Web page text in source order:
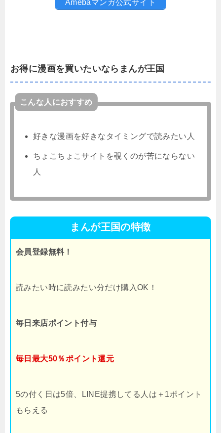
Amebaマンガ公式サイト
お得に漫画を買いたいならまんが王国
こんな人におすすめ
好きな漫画を好きなタイミングで読みたい人
ちょこちょこサイトを覗くのが苦にならない
人
まんが王国の特徴
会員登録無料！
読みたい時に読みたい分だけ購入OK！
毎日来店ポイント付与
毎日最大50％ポイント還元
5の付く日は5倍、LINE提携してる人は＋1ポイント
もらえる